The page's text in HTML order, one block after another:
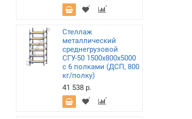
Стеллаж
металлический
среднегрузовой
СГУ-50 1500х800х5000
с 6 полками (ДСП, 800
кг/полку)
41 538 р.